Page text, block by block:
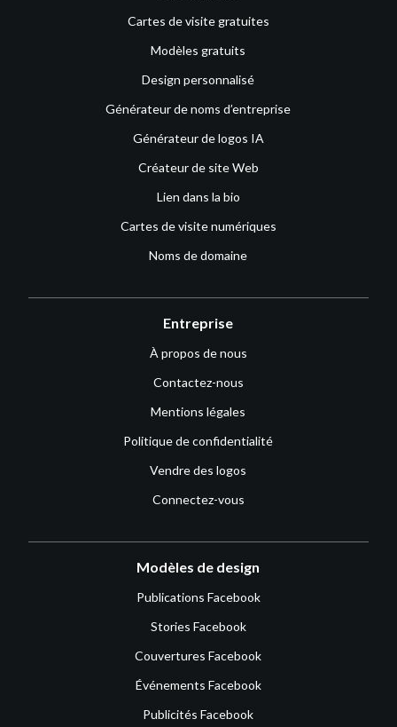
Cartes de visite gratuites
Modèles gratuits
Design personnalisé
Générateur de noms d’entreprise
Générateur de logos IA
Créateur de site Web
Lien dans la bio
Cartes de visite numériques
Noms de domaine
Entreprise
À propos de nous
Contactez-nous
Mentions légales
Politique de confidentialité
Vendre des logos
Connectez-vous
Modèles de design
Publications Facebook
Stories Facebook
Couvertures Facebook
Événements Facebook
Publicités Facebook